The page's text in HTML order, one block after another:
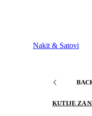
Nakit & Satovi
KUTIJE ZA